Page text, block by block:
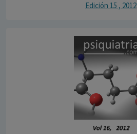
Edición 15 , 2012